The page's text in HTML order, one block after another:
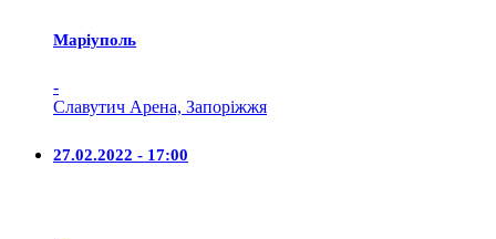
Маріуполь
-
Славутич Арена, Запоріжжя
27.02.2022 - 17:00